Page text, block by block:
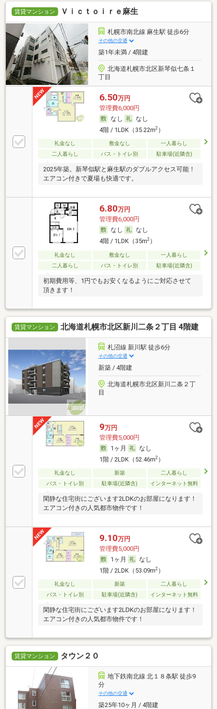
賃貸マンション Ｖｉｃｔｏｉｒｅ麻生
札幌市南北線 麻生駅 徒歩6分
その他の交通
築1年未満 / 4階建
北海道札幌市北区新琴似七条１
丁目
6.50万円
管理費6,000円
なし
なし
4階 / 1LDK（35.22m2）
礼金なし 敷金なし
一人暮らし
二人暮らし
バス・トイレ別 駐車場(近隣含)
2025年築。新琴似駅と麻生駅のダブルアクセス可能！
エアコン付きで夏場も快適です。
6.80万円
管理費6,000円
なし
なし
4階 / 1LDK（35m2）
礼金なし 敷金なし
一人暮らし
二人暮らし
バス・トイレ別 駐車場(近隣含)
初期費用等、1円でもお安くなるようにご対応させて
頂きます！
賃貸マンション 北海道札幌市北区新川二条２丁目 4階建
札沼線 新川駅 徒歩6分
その他の交通
新築 / 4階建
北海道札幌市北区新川二条２丁
目
9万円
管理費5,000円
1ヶ月
なし
1階 / 2LDK（52.46m2）
礼金なし 新築
二人暮らし
バス・トイレ別
駐車場(近隣含) インターネット無料
閑静な住宅街にございます2LDKのお部屋になります！
エアコン付きの人気都市物件です！
9.10万円
管理費5,000円
1ヶ月
なし
1階 / 2LDK（53.09m2）
礼金なし 新築
二人暮らし
バス・トイレ別
駐車場(近隣含) インターネット無料
閑静な住宅街にございます2LDKのお部屋になります！
エアコン付きの人気都市物件です！
賃貸マンション タウン２０
地下鉄南北線 北１８条駅 徒歩9
分
その他の交通
築25年10ヶ月 / 4階建